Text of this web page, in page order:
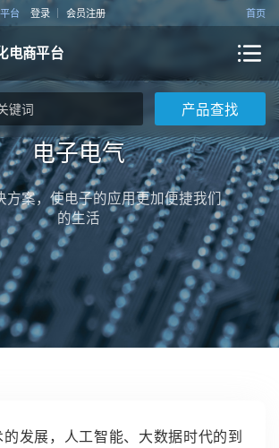
首页
台 登录 会员注册
电商平台
产品查找
电子电气
方案，使电子的应用更加便捷我们
的生活
发展，人工智能、大数据时代的到